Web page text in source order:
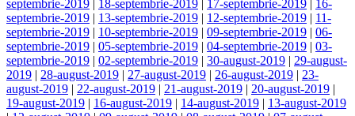
septembrie-2019 | 18-septembrie-2019 | 17-septembrie-2019 | 16-
septembrie-2019 | 13-septembrie-2019 | 12-septembrie-2019 | 11-
septembrie-2019 | 10-septembrie-2019 | 09-septembrie-2019 | 06-
septembrie-2019 | 05-septembrie-2019 | 04-septembrie-2019 | 03-
septembrie-2019 | 02-septembrie-2019 | 30-august-2019 | 29-august-
2019 | 28-august-2019 | 27-august-2019 | 26-august-2019 | 23-
august-2019 | 22-august-2019 | 21-august-2019 | 20-august-2019 |
19-august-2019 | 16-august-2019 | 14-august-2019 | 13-august-2019